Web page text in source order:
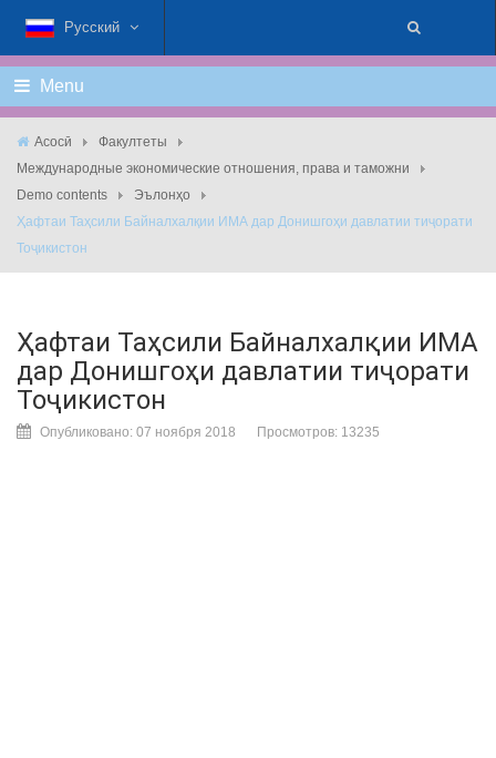
Русский
Menu
Асосӣ
Факултеты
Международные экономические отношения, права и таможни
Demo contents
Эълонҳо
Ҳафтаи Таҳсили Байналхалқии ИМА дар Донишгоҳи давлатии тиҷорати
Тоҷикистон
Ҳафтаи Таҳсили Байналхалқии ИМА
дар Донишгоҳи давлатии тиҷорати
Тоҷикистон
Опубликовано: 07 ноября 2018 Просмотров: 13235